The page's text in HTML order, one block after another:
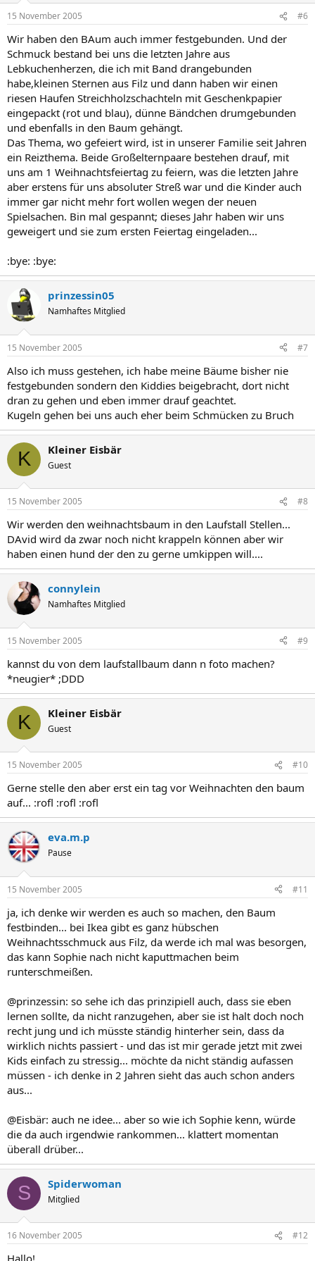
15 November 2005 #6
Wir haben den BAum auch immer festgebunden. Und der
Schmuck bestand bei uns die letzten Jahre aus
Lebkuchenherzen, die ich mit Band drangebunden
habe,kleinen Sternen aus Filz und dann haben wir einen
riesen Haufen Streichholzschachteln mit Geschenkpapier
eingepackt (rot und blau), dünne Bändchen drumgebunden
und ebenfalls in den Baum gehängt.
Das Thema, wo gefeiert wird, ist in unserer Familie seit Jahren
ein Reizthema. Beide Großelternpaare bestehen drauf, mit
uns am 1 Weihnachtsfeiertag zu feiern, was die letzten Jahre
aber erstens für uns absoluter Streß war und die Kinder auch
immer gar nicht mehr fort wollen wegen der neuen
Spielsachen. Bin mal gespannt; dieses Jahr haben wir uns
geweigert und sie zum ersten Feiertag eingeladen...
:bye: :bye:
prinzessin05
Namhaftes Mitglied
15 November 2005 #7
Also ich muss gestehen, ich habe meine Bäume bisher nie
festgebunden sondern den Kiddies beigebracht, dort nicht
dran zu gehen und eben immer drauf geachtet.
Kugeln gehen bei uns auch eher beim Schmücken zu Bruch
K Kleiner Eisbär
Guest
15 November 2005 #8
Wir werden den weihnachtsbaum in den Laufstall Stellen...
DAvid wird da zwar noch nicht krappeln können aber wir
haben einen hund der den zu gerne umkippen will....
connylein
Namhaftes Mitglied
15 November 2005 #9
kannst du von dem laufstallbaum dann n foto machen?
*neugier* ;DDD
K Kleiner Eisbär
Guest
15 November 2005 #10
Gerne stelle den aber erst ein tag vor Weihnachten den baum
auf... :rofl :rofl :rofl
eva.m.p
Pause
15 November 2005 #11
ja, ich denke wir werden es auch so machen, den Baum
festbinden... bei Ikea gibt es ganz hübschen
Weihnachtsschmuck aus Filz, da werde ich mal was besorgen,
das kann Sophie nach nicht kaputtmachen beim
runterschmeißen.
@prinzessin: so sehe ich das prinzipiell auch, dass sie eben
lernen sollte, da nicht ranzugehen, aber sie ist halt doch noch
recht jung und ich müsste ständig hinterher sein, dass da
wirklich nichts passiert - und das ist mir gerade jetzt mit zwei
Kids einfach zu stressig... möchte da nicht ständig aufassen
müssen - ich denke in 2 Jahren sieht das auch schon anders
aus...
@Eisbär: auch ne idee... aber so wie ich Sophie kenn, würde
die da auch irgendwie rankommen... klattert momentan
überall drüber...
S Spiderwoman
Mitglied
16 November 2005 #12
Hallo!